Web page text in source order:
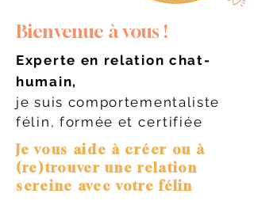
Bienvenue à vous !
Experte en relation chat-
humain,
je suis comportementaliste
félin, formée et certifiée
Je vous aide à créer ou à
(re)trouver une relation
sereine avec votre félin